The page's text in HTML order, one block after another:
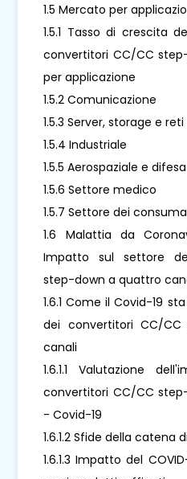
1.5 Mercato per
1.5.1 Tasso di crescita
convertitori CC/CC
per applicazione
1.5.2 Comunicazione
1.5.3 Server, storage e reti
1.5.4 Industriale
1.5.5 Aerospaziale e difesa
1.5.6 Settore medico
1.5.7 Settore dei
1.6 Malattia da
Impatto sul settore
step-down a quattro
1.6.1 Come il Covid-19
dei convertitori CC/
canali
1.6.1.1 Valutazione
convertitori CC/CC
- Covid-19
1.6.1.2 Sfide della
1.6.1.3 Impatto del